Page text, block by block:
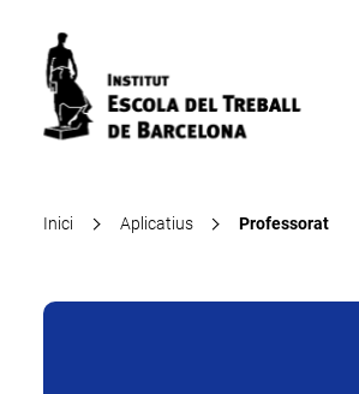
Inici Aplicatius Professorat